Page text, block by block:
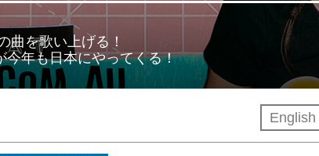
曲を歌い上げる！
今年も日本にやってくる！
English